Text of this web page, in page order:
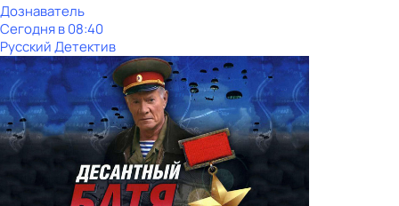
Дознаватель
Сегодня в 08:40
Русский Детектив